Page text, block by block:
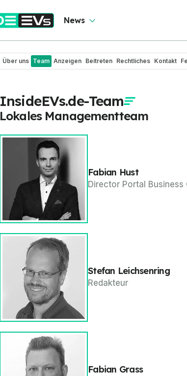
News
Über uns Team Anzeigen Beitreten Rechtliches Kontakt
InsideEVs.de-Team
Lokales Managementteam
Fabian Hust
Director Portal Business
Stefan Leichsenring
Redakteur
Fabian Grass